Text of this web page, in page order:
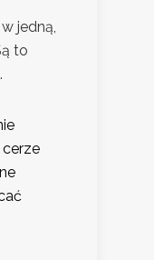
jedną,
to